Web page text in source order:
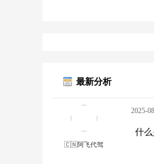
最新分析
🇨🇳阿飞代驾
2025-
什